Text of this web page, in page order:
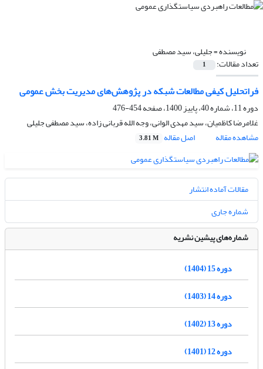
نویسنده =جلیلی، سید مصطفی
تعداد مقالات: 1
فراتحلیل کیفی مطالعات شبکه در پژوهش‌های مدیریت بخش عمومی
دوره 11، شماره 40، پاییز 1400، صفحه
454-476
غلامرضا کاظمیان، سید مهدی الوانی، وجه الله قربانی زاده، سید مصطفی جلیلی
مشاهده مقاله
اصل مقاله 3.81 M
مقالات آماده انتشار
شماره جاری
شماره‌های پیشین نشریه
دوره 15 (1404)
دوره 14 (1403)
دوره 13 (1402)
دوره 12 (1401)